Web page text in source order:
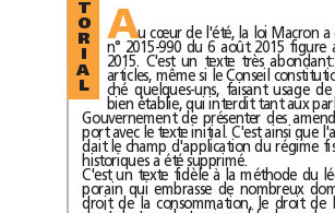
A
historiques a été supprimé.
T
O
R
A